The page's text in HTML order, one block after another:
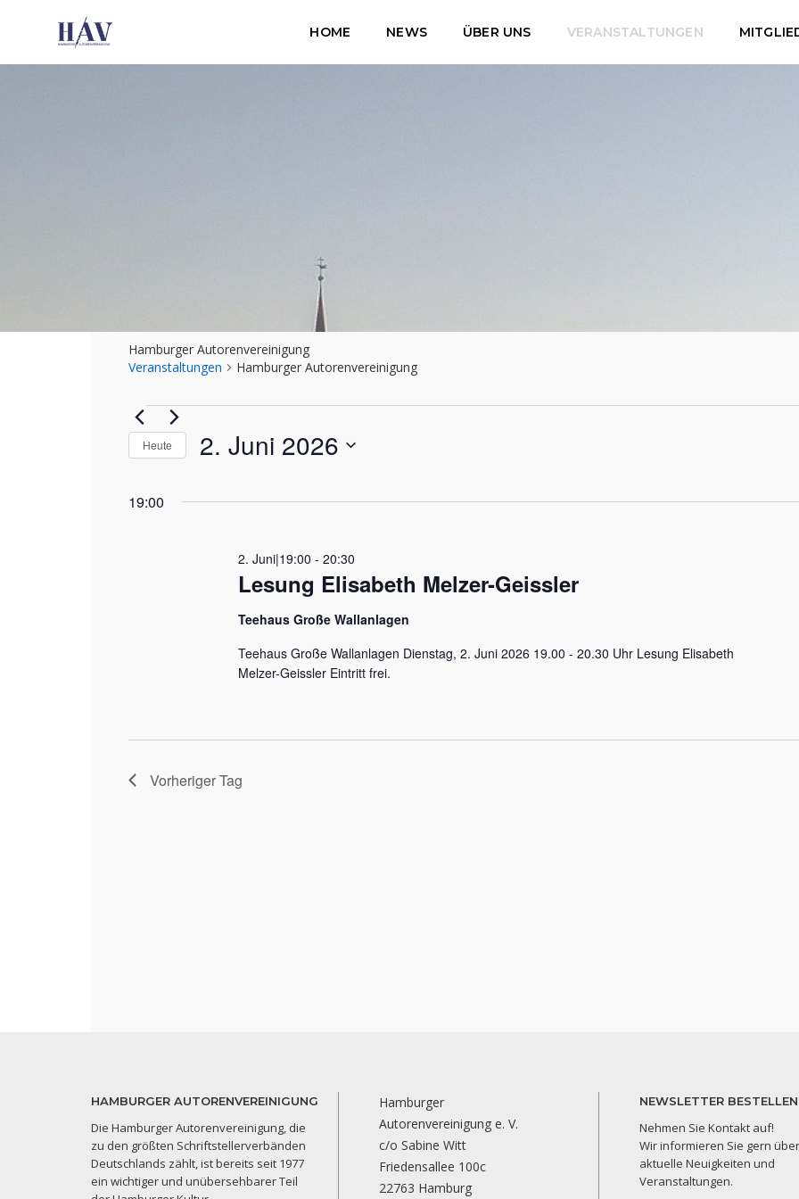
HOME NEWS ÜBER UNS VERANSTALTUNGEN
Hamburger Autorenvereinigung
Veranstaltungen
Hamburger Autorenvereinigung
Veranstaltungen
für
2026
Heute 2. Juni 2026
19:00
Lesung Elisabeth Melzer-Geissler
2. Juni|19:00 - 20:30
Teehaus Große Wallanlagen
Teehaus Große Wallanlagen Dienstag, 2. Juni 2026 19.00 - 20.30 Uhr Lesung Elisabeth
Melzer-Geissler Eintritt frei.
Vorheriger Tag
HAMBURGER AUTORENVEREINIGUNG
Die Hamburger Autorenvereinigung, die
zu den größten Schriftstellerverbänden
Deutschlands zählt, ist bereits seit 1977
ein wichtiger und unübersehbarer Teil
Hamburger
Autorenvereinigung e. V.
c/o Sabine Witt
Friedensallee 100c
22763 Hamburg
NEWSLETTER BESTELLEN
Nehmen Sie Kontakt auf!
Wir informieren Sie gern über
aktuelle Neuigkeiten und
Veranstaltungen.